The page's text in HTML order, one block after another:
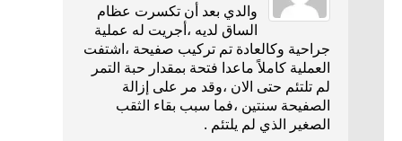
والدي بعد أن تكسرت عظام
الساق لديه ،أجريت له عملية
جراحية وكالعادة تم تركيب صفيحة ،اشتفت
العملية كاملاً ماعدا فتحة بمقدار حبة التمر
لم تلتئم حتى الان ،وقد مر على إزالة
الصفيحة سنتين ،فما سبب بقاء الثقب
الصغير الذي لم يلتئم .